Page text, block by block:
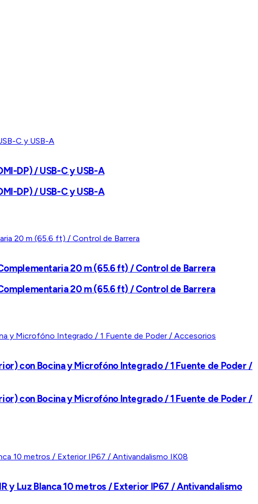
DP) / USB-C y USB-A
DP) / USB-C y USB-A
20 m (65.6 ft) / Control de Barrera
20 m (65.6 ft) / Control de Barrera
con Bocina y Microfóno Integrado / 1 Fuente de Poder /
con Bocina y Microfóno Integrado / 1 Fuente de Poder /
y Luz Blanca 10 metros / Exterior IP67 / Antivandalismo